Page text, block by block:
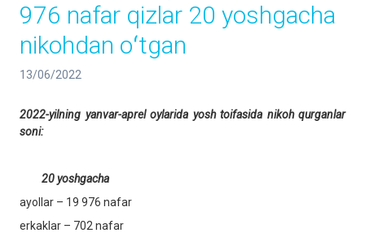
976 nafar qizlar 20 yoshgacha
nikohdan oʻtgan
13/06/2022
2022-yilning yanvar-aprel oylarida yosh toifasida nikoh qurganlar
soni:
20 yoshgacha
ayollar – 19 976 nafar
erkaklar – 702 nafar